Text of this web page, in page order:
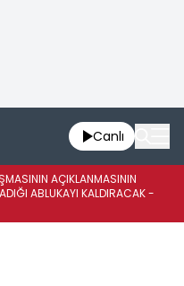
Canlı
AÇIKLANMASININ
ABLUKAYI KALDIRACAK -